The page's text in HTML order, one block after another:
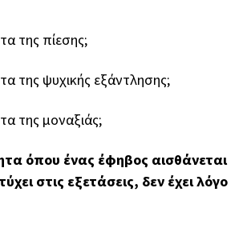
της πίεσης;
της ψυχικής εξάντλησης;
της μοναξιάς;
όπου ένας έφηβος αισθάνεται
στις εξετάσεις, δεν έχει λόγο